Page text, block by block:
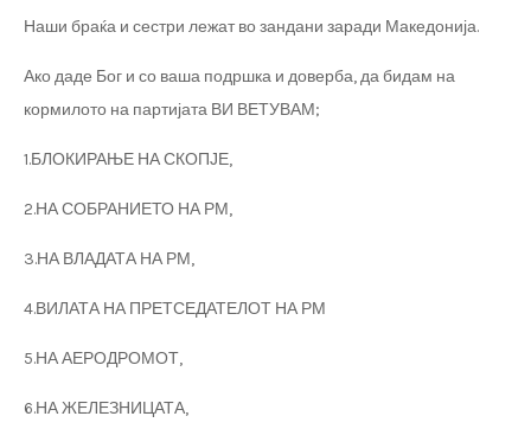
Наши браќа и сестри лежат во зандани заради Македонија.
Ако даде Бог и со ваша подршка и доверба, да бидам на
кормилото на партијата ВИ ВЕТУВАМ;
1.БЛОКИРАЊЕ НА СКОПЈЕ,
2.НА СОБРАНИЕТО НА РМ,
3.НА ВЛАДАТА НА РМ,
4.ВИЛАТА НА ПРЕТСЕДАТЕЛОТ НА РМ
5.НА АЕРОДРОМОТ,
6.НА ЖЕЛЕЗНИЦАТА,